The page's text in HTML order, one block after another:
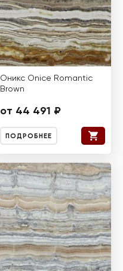
Оникс Onice Romantic
Brown
от 44 491 ₽
ПОДРОБНЕЕ